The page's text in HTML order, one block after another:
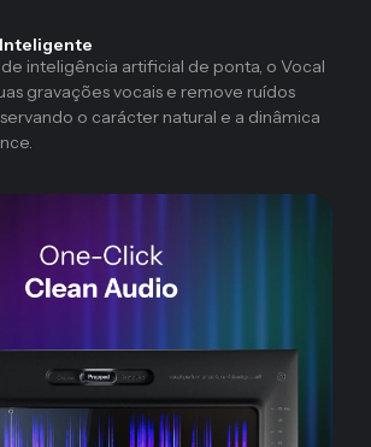
inteligência artificial de ponta, o Vocal
gravações vocais e remove ruídos
o carácter natural e a dinâmica